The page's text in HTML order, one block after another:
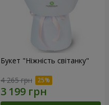
Букет "Ніжність світанку"
4 265 грн